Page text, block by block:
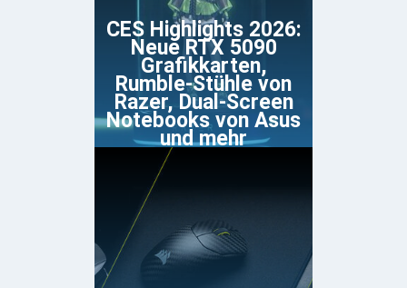
CES Highlights 2026:
Neue RTX 5090
Grafikkarten,
Rumble-Stühle von
Razer, Dual-Screen
Notebooks von Asus
und mehr